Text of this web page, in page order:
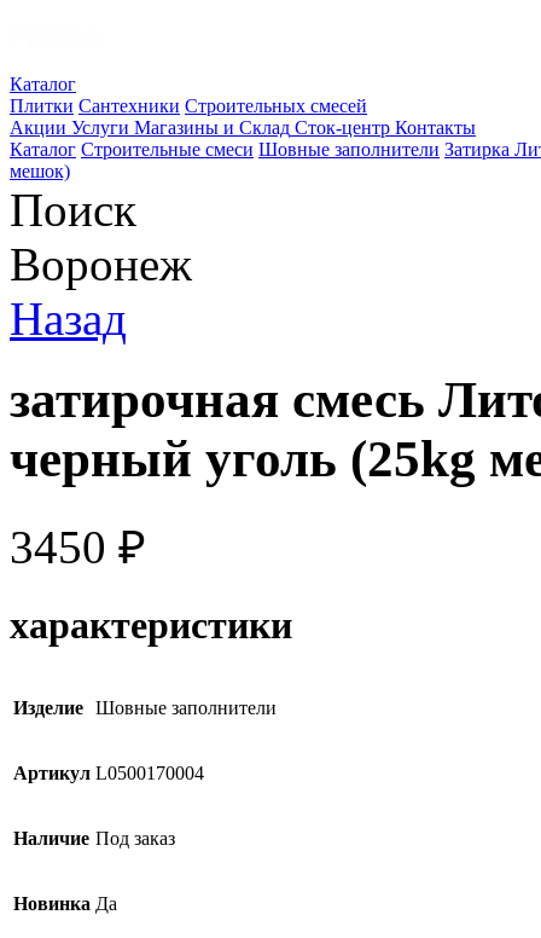
Каталог
Плитки Сантехники Строительных смесей
Акции Услуги Магазины и Склад Сток-центр Контакты
Каталог Строительные смеси Шовные заполнители Затирка
мешок)
Поиск
Воронеж
Назад
затирочная смесь
черный уголь (25kg
3450 ₽
характеристики
Изделие Шовные заполнители
Артикул L0500170004
Наличие Под заказ
Новинка Да